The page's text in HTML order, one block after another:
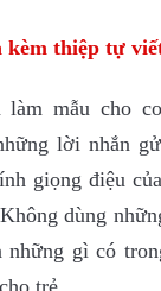
kèm thiệp tự
làm mẫu cho
lời nhắn
giọng điệu
dùng
những gì có
trẻ.